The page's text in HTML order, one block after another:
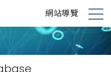
網站導覽
展
單